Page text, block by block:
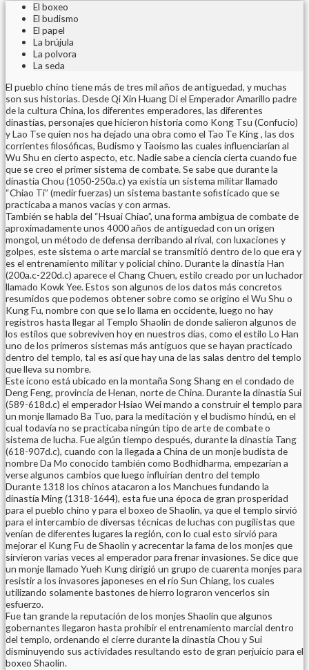
El boxeo
El budismo
El papel
La brújula
La polvora
La seda
El pueblo chino tiene más de tres mil años de antiguedad, y muchas
son sus historias. Desde Qi Xin Huang Di el Emperador Amarillo padre
de la cultura China, los diferentes emperadores, las diferentes
dinastías, personajes que hicieron historia como Kong Tsu (Confucio)
y Lao Tse quien nos ha dejado una obra como el Tao Te King , las dos
corrientes filosóficas, Budismo y Taoismo las cuales influenciarían al
Wu Shu en cierto aspecto, etc. Nadie sabe a ciencia cierta cuando fue
que se creo el primer sistema de combate. Se sabe que durante la
dinastía Chou (1050-250a.c) ya existía un sistema militar llamado
“Chiao Ti” (medir fuerzas) un sistema bastante sofisticado que se
practicaba a manos vacías y con armas.
También se habla del “Hsuai Chiao”, una forma ambigua de combate de
aproximadamente unos 4000 años de antiguedad con un origen
mongol, un método de defensa derribando al rival, con luxaciones y
golpes, este sistema o arte marcial se transmitió dentro de lo que era y
es el entrenamiento militar y policial chino. Durante la dinastía Han
(200a.c-220d.c) aparece el Chang Chuen, estilo creado por un luchador
llamado Kowk Yee. Estos son algunos de los datos más concretos
resumidos que podemos obtener sobre como se origino el Wu Shu o
Kung Fu, nombre con que se lo llama en occidente, luego no hay
registros hasta llegar al Templo Shaolin de donde salieron algunos de
los estilos que sobreviven hoy en nuestros días, como el estilo Lo Han
uno de los primeros sistemas más antiguos que se hayan practicado
dentro del templo, tal es así que hay una de las salas dentro del templo
que lleva su nombre.
Este icono está ubicado en la montaña Song Shang en el condado de
Deng Feng, provincia de Henan, norte de China. Durante la dinastía Sui
(589-618d.c) el emperador Hsiao Wei mando a construir el templo para
un monje llamado Ba Tuo, para la meditación y el budismo hindú, en el
cual todavía no se practicaba ningún tipo de arte de combate o
sistema de lucha. Fue algún tiempo después, durante la dinastía Tang
(618-907d.c), cuando con la llegada a China de un monje budista de
nombre Da Mo conocido también como Bodhidharma, empezarían a
verse algunos cambios que luego influirían dentro del templo
Durante 1318 los chinos atacaron a los Manchues fundando la
dinastía Ming (1318-1644), esta fue una época de gran prosperidad
para el pueblo chino y para el boxeo de Shaolin, ya que el templo sirvió
para el intercambio de diversas técnicas de luchas con pugilistas que
venían de diferentes lugares la región, con lo cual esto sirvió para
mejorar el Kung Fu de Shaolin y acrecentar la fama de los monjes que
sirvieron varias veces al emperador para frenar invasiones. Se dice que
un monje llamado Yueh Kung dirigió un grupo de cuarenta monjes para
resistir a los invasores japoneses en el río Sun Chiang, los cuales
utilizando solamente bastones de hierro lograron vencerlos sin
esfuerzo.
Fue tan grande la reputación de los monjes Shaolin que algunos
gobernantes llegaron hasta prohibir el entrenamiento marcial dentro
del templo, ordenando el cierre durante la dinastía Chou y Sui
disminuyendo sus actividades resultando esto de gran perjuicio para el
boxeo Shaolin.